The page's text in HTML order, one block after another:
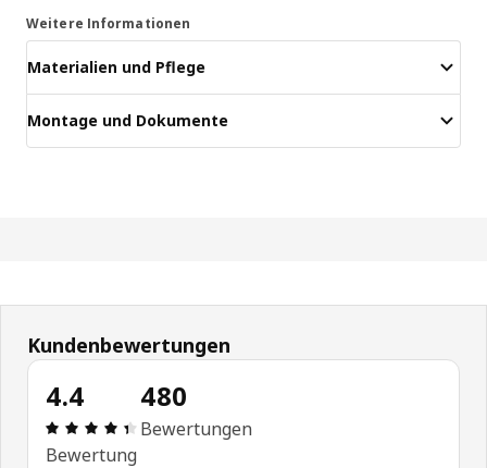
Weitere Informationen
Materialien und Pflege
Montage und Dokumente
Kundenbewertungen
4.4
Produktbewertung: 4.4 von 5 Sterne Alle
Bewertung
480
Bewertungen